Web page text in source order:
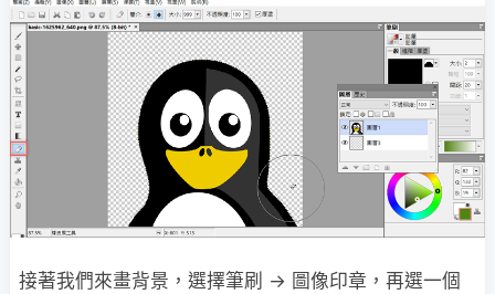
接著我們來畫背景，選擇筆刷 → 圖像印章，再選一個